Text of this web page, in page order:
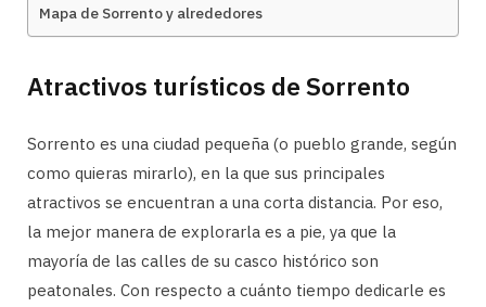
Mapa de Sorrento y alrededores
Atractivos turísticos de Sorrento
Sorrento es una ciudad pequeña (o pueblo grande, según
como quieras mirarlo), en la que sus principales
atractivos se encuentran a una corta distancia. Por eso,
la mejor manera de explorarla es a pie, ya que la
mayoría de las calles de su casco histórico son
peatonales. Con respecto a cuánto tiempo dedicarle es